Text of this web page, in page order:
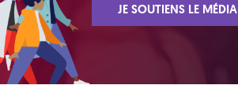
JE SOUTIENS LE MÉDIA